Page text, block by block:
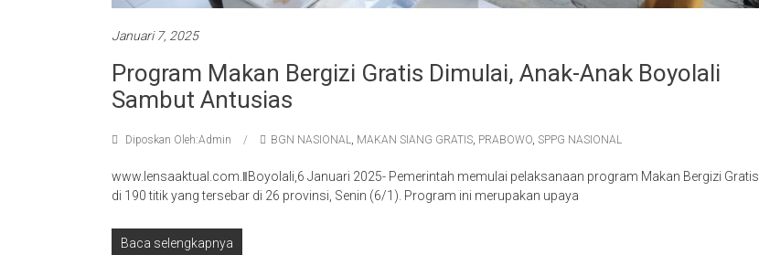
Januari 7, 2025
Program Makan Bergizi Gratis Dimulai, Anak-Anak Boyolali
Sambut Antusias
Diposkan Oleh:Admin BGN NASIONAL, MAKAN SIANG GRATIS, PRABOWO, SPPG NASIONAL
www.lensaaktual.com.ǁBoyolali,6 Januari 2025- Pemerintah memulai pelaksanaan program Makan Bergizi Gratis
di 190 titik yang tersebar di 26 provinsi, Senin (6/1). Program ini merupakan upaya
Baca selengkapnya